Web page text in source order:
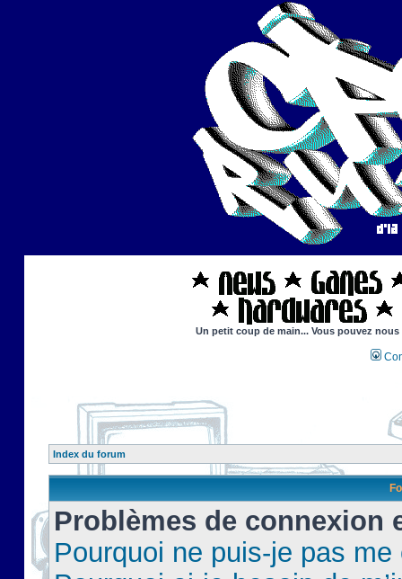
Un petit coup de main... Vous pouvez
Index du forum
Problèmes de connexion
Pourquoi ne puis-je pas